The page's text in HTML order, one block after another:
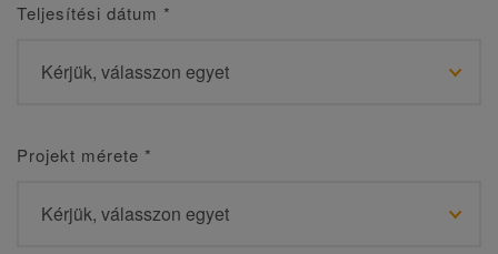
Teljesítési dátum *
Projekt mérete *